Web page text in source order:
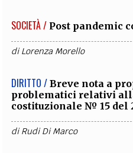
SOCIETÀ / Post pandemic
diLorenza Morello
DIRITTO / Breve nota a
problematici relativi
costituzionale № 15 del
diRudi Di Marco